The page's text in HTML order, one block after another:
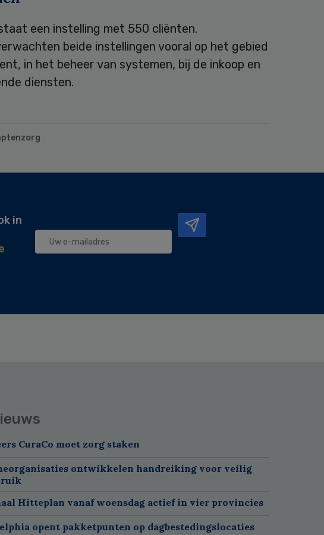
een instelling met 550 cliënten.
beide instellingen vooral op het gebied
in het beheer van systemen, bij de inkoop en
diensten.
in
CuraCo moet zorg staken
ontwikkelen handreiking voor veilig
Hitteplan vanaf woensdag actief in vier provincies
opent pakketpunten op dagbestedingslocaties